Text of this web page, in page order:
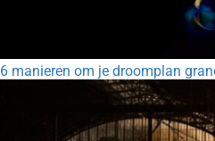
6 manieren om je droomplan